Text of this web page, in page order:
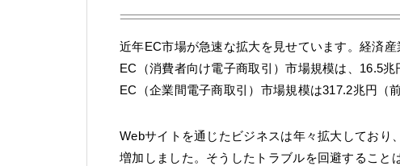
近年EC市場が急速な拡大を見せています。経済
EC（消費者向け電子商取引）市場規模は、16.5
EC（企業間電子商取引）市場規模は317.2兆円（
Webサイトを通じたビジネスは年々拡大しており
増加しました。そうしたトラブルを回避すること